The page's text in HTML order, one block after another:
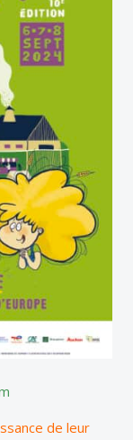
de leur